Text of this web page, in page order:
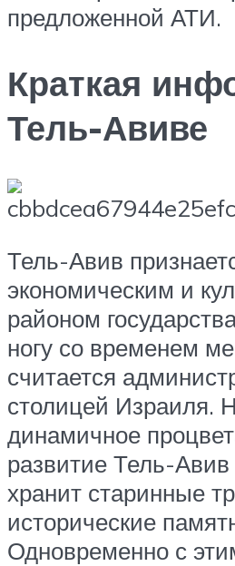
предложенной АТИ.
Краткая
Тель-Авиве
Тель-Авив
экономическим и
районом
ногу со временем
считается
столицей Израиля.
динамичное
развитие Тель-
хранит старинные
исторические
Одновременно с